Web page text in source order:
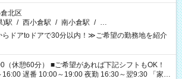
北区
)駅 / 西小倉駅 / 南小倉駅 / …
ドアtoドアで30分以内！≫ご希望の勤務地を紹介
希望があれば下記シフトもOK！
遅番 10:00～19:00 夜勤 16:30～翌9:30 「家族